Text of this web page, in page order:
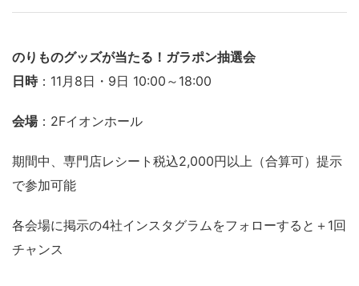
のりものグッズが当たる！ガラポン抽選会
日時：11月8日・9日 10:00～18:00
会場：2Fイオンホール
期間中、専門店レシート税込2,000円以上（合算可）提示
で参加可能
各会場に掲示の4社インスタグラムをフォローすると＋1回
チャンス